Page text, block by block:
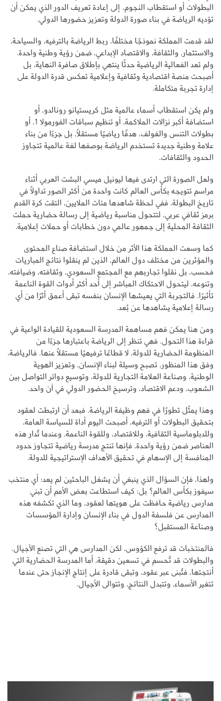
البطولات أو استقطاب النجوم، إلى إعادة تعريف الدور الذي يمكن أن
تؤديه الرياضة في بناء صورة الدولة وتعزيز حضورها الدولي.
لقد قدمت المملكة نموذجًا مختلفًا، ربط الرياضة بالترفيه، والسياحة،
والاستثمار، والثقافة، والاقتصاد الإبداعي، ضمن رؤية وطنية واحدة.
ولم تعد الفعالية الرياضية حدثًا ينتهي بإطلاق صافرة النهاية، بل
أصبحت منصة اقتصادية وثقافية وإعلامية تعكس قدرة الدولة على
إدارة تجربة متكاملة.
ولم يكن استقطاب أسماء عالمية مثل كريستيانو رونالدو، أو
استضافة أكبر نزالات الملاكمة، أو تنظيم سباقات الفورمولا 1، أو
بطولات التنس والغولف، هدفًا رياضيًا مستقلًا، بل جزءًا من بناء
علامة وطنية جديدة تستخدم الرياضة بوصفها لغة عالمية تتجاوز
الحدود والثقافات.
ولعل الصورة التي ارتدى فيها ليونيل ميسي البشت العربي أثناء
مراسم تتويجه بكأس العالم كانت واحدة من أكثر الصور تداولًا في
تاريخ البطولة. ففي لحظة شاهدها مئات الملايين، التقت كرة القدم
برمز ثقافي عربي، لتتحول مناسبة رياضية إلى رسالة حضارية حملت
الثقافة المحلية إلى جمهور عالمي دون خطابات أو حملات إعلامية.
كما وسعت المملكة هذا الأثر من خلال استضافة صناع المحتوى
والمؤثرين من مختلف دول العالم، الذين لم ينقلوا نتائج المباريات
فحسب، بل نقلوا تجاربهم مع المجتمع السعودي، وثقافته، وضيافته،
وتنوعه، ليتحول الاحتكاك المباشر إلى أحد أكثر أدوات القوة الناعمة
تأثيرًا. فالتجربة التي يعيشها الإنسان بنفسه تبقى أعمق أثرًا من أي
رسالة إعلامية يشاهدها عن بُعد.
ومن هنا يمكن فهم مساهمة المدرسة السعودية للقيادة الواعية في
قراءة هذا التحول. فهي تنظر إلى الرياضة باعتبارها جزءًا من
المنظومة الحضارية للدولة، لا قطاعًا ترفيهيًا مستقلًا عنها. فالرياضة،
وفق هذا المنظور، تصبح وسيلة لبناء الإنسان، وتعزيز الهوية
الوطنية، وصناعة العلامة التجارية للدولة، وتوسيع دوائر التواصل بين
الشعوب، ودعم الاقتصاد، وترسيخ الحضور الدولي في آن واحد.
وهذا يمثّل تطورًا في فهم وظيفة الرياضة. فبعد أن ارتبطت لعقود
بتحقيق البطولات أو الترفيه، أصبحت اليوم أداة للسياسة العامة،
وللدبلوماسية الثقافية، وللاقتصاد، وللقوة الناعمة. وعندما تُدار هذه
العناصر ضمن رؤية واحدة، فإنها تنتج مدرسة رياضية تتجاوز حدود
المنافسة إلى الإسهام في تحقيق الأهداف الإستراتيجية للدولة.
ولهذا، فإن السؤال الذي ينبغي أن يشغل الباحثين لم يعد: أي منتخب
سيفوز بكأس العالم؟ بل: كيف استطاعت بعض الأمم أن تبني
مدارس رياضية حافظت على هويتها لعقود، وما الذي تكشفه هذه
المدارس عن فلسفة الدول في بناء الإنسان وإدارة المؤسسات
وصناعة المستقبل؟
فالمنتخبات قد ترفع الكؤوس، لكن المدارس هي التي تصنع الأجيال.
والبطولات قد تُحسم في تسعين دقيقة، أما المدرسة الحضارية التي
أنتجتها، فتُبنى عبر عقود، وتبقى قادرة على إنتاج الإنجاز حتى عندما
تتغير الأسماء، وتتبدل النتائج، وتتوالى الأجيال.